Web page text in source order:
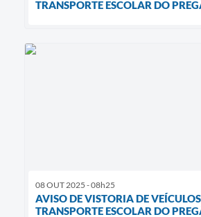
TRANSPORTE ESCOLAR DO
08 OUT 2025 - 08h25
AVISO DE VISTORIA DE
TRANSPORTE ESCOLAR DO